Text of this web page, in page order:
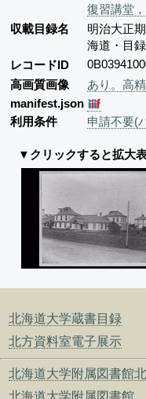
北海道大学蔵書目録
北方資料室電子展示
北海道大学附属図書館
北海道大学附属図書館
復習講堂，
収載目録名
明治大正
海道・目録
レコードID
高画質画像
あり。高
manifest.json
利用条件
申請不要(
▼クリックすると拡大表